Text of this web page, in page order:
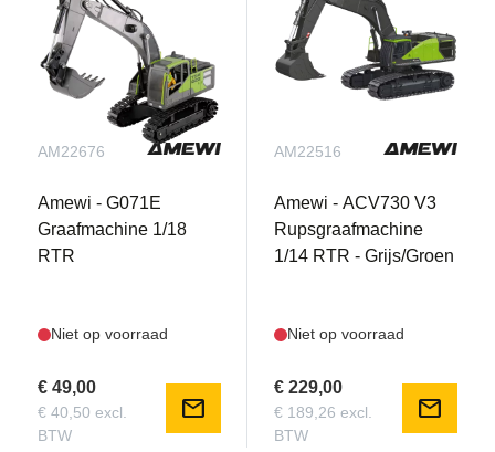
AM22676
Amewi - G071E
Graafmachine 1/18
RTR
Niet op voorraad
€ 49,00
€ 40,50 excl.
BTW
mail
AM22516
Amewi - ACV730 V3
Rupsgraafmachine
1/14 RTR - Grijs/Groen
Niet op voorraad
€ 229,00
€ 189,26 excl.
BTW
mail